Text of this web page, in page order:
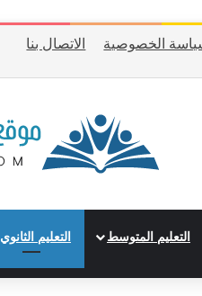
الخصوصية الاتصال بنا
التعليم المتوسط التعليم الثانوي